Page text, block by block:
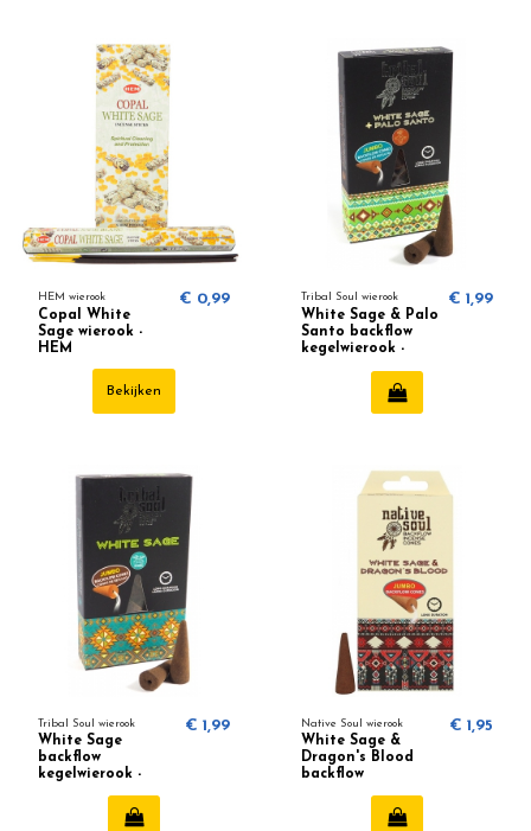
HEM wierook
Copal White
Sage wierook -
HEM
€ 0,99
Bekijken
Tribal Soul wierook
White Sage & Palo
Santo backflow
kegelwierook -
€ 1,99
Tribal Soul wierook
White Sage
backflow
kegelwierook -
€ 1,99 Native Soul wierook
White Sage &
Dragon's Blood
backflow
€ 1,95